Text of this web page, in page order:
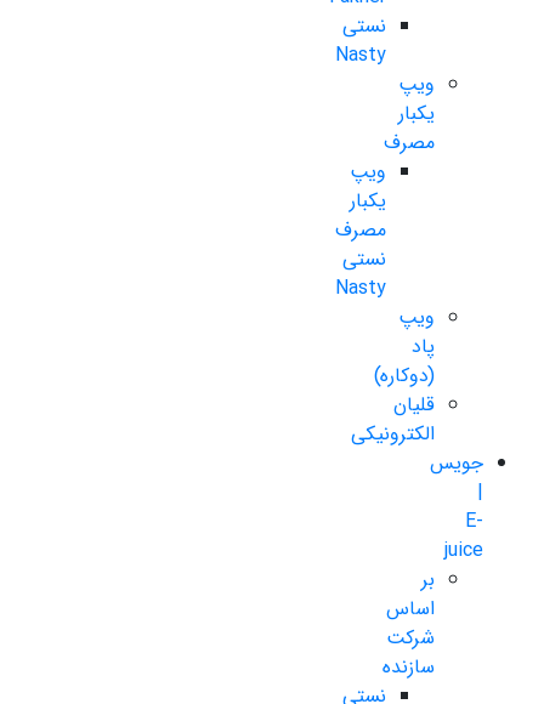
نستی
Nasty
ویپ
یکبار
مصرف
ویپ
یکبار
مصرف
نستی
Nasty
ویپ
پاد
(دوکاره)
قلیان
الکترونیکی
جویس
|
E-
juice
بر
اساس
شرکت
سازنده
نستی